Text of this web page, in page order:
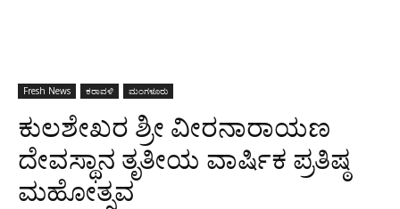
Fresh News ಕರಾವಳಿ ಮಂಗಳೂರು
ಕುಲಶೇಖರ ಶ್ರೀ ವೀರನಾರಾಯಣ
ದೇವಸ್ಥಾನ ತೃತೀಯ ವಾರ್ಷಿಕ ಪ್ರತಿಷ್ಠ
ಮಹೋತ್ಸವ